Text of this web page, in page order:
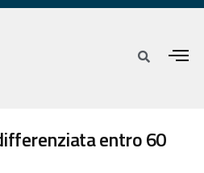
entro 60